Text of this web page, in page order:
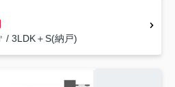
/ 3LDK＋S(納戸)